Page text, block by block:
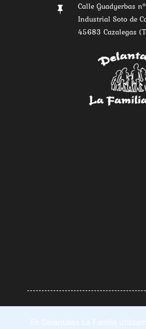

Calle Guadyerbas
Industrial Soto de
45683 Cazalegas